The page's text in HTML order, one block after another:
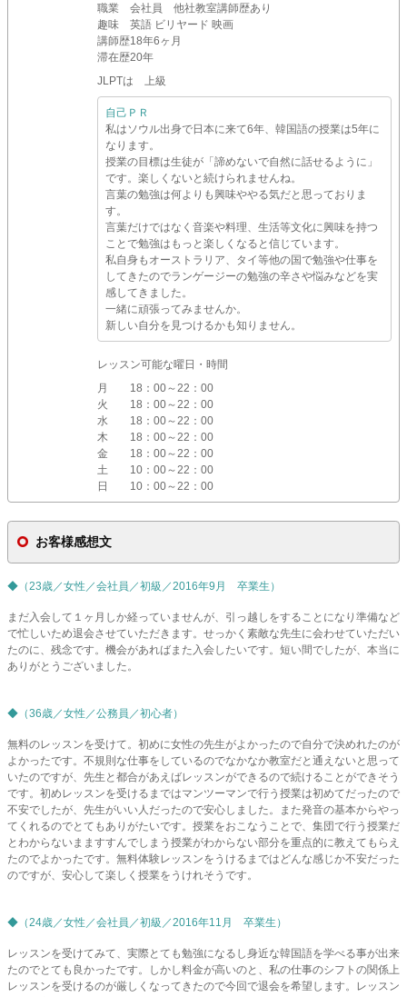
職業
会社員 他社教室講師歴あり
趣味
英語 ビリヤード 映画
講師歴18年6ヶ月
滞在歴20年
JLPTは 上級
自己ＰＲ
私はソウル出身で日本に来て6年、韓国語の授業は5年に
なります。
授業の目標は生徒が「諦めないで自然に話せるように」
です。楽しくないと続けられませんね。
言葉の勉強は何よりも興味ややる気だと思っておりま
す。
言葉だけではなく音楽や料理、生活等文化に興味を持つ
ことで勉強はもっと楽しくなると信じています。
私自身もオーストラリア、タイ等他の国で勉強や仕事を
してきたのでランゲージーの勉強の辛さや悩みなどを実
感してきました。
一緒に頑張ってみませんか。
新しい自分を見つけるかも知りません。
レッスン可能な曜日・時間
月
18：00～22：00
火
18：00～22：00
水
18：00～22：00
木
18：00～22：00
金
18：00～22：00
土
10：00～22：00
日
10：00～22：00
お客様感想文
◆（23歳／女性／会社員／初級／2016年9月 卒業生）
まだ入会して１ヶ月しか経っていませんが、引っ越しをすることになり準備など
で忙しいため退会させていただきます。せっかく素敵な先生に会わせていただい
たのに、残念です。機会があればまた入会したいです。短い間でしたが、本当に
ありがとうございました。
◆（36歳／女性／公務員／初心者）
無料のレッスンを受けて。初めに女性の先生がよかったので自分で決めれたのが
よかったです。不規則な仕事をしているのでなかなか教室だと通えないと思って
いたのですが、先生と都合があえばレッスンができるので続けることができそう
です。初めレッスンを受けるまではマンツーマンで行う授業は初めてだったので
不安でしたが、先生がいい人だったので安心しました。また発音の基本からやっ
てくれるのでとてもありがたいです。授業をおこなうことで、集団で行う授業だ
とわからないまますすんでしまう授業がわからない部分を重点的に教えてもらえ
たのでよかったです。無料体験レッスンをうけるまではどんな感じか不安だった
のですが、安心して楽しく授業をうけれそうです。
◆（24歳／女性／会社員／初級／2016年11月 卒業生）
レッスンを受けてみて、実際とても勉強になるし身近な韓国語を学べる事が出来
たのでとても良かったです。しかし料金が高いのと、私の仕事のシフトの関係上
レッスンを受けるのが厳しくなってきたので今回で退会を希望します。レッスン